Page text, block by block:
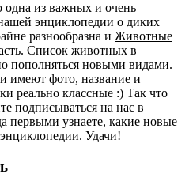
одна из важных и очень
энциклопедии о диких
разнообразна и Животные
Список животных в
пополняться новыми видами.
имеют фото, название и
реально классные :) Так что
подписываться на нас в
первыми узнаете, какие новые
Удачи!